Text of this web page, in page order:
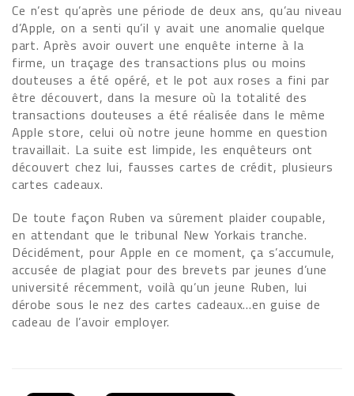
Ce n’est qu’après une période de deux ans, qu’au niveau
d’Apple, on a senti qu’il y avait une anomalie quelque
part. Après avoir ouvert une enquête interne à la
firme, un traçage des transactions plus ou moins
douteuses a été opéré, et le pot aux roses a fini par
être découvert, dans la mesure où la totalité des
transactions douteuses a été réalisée dans le même
Apple store, celui où notre jeune homme en question
travaillait. La suite est limpide, les enquêteurs ont
découvert chez lui, fausses cartes de crédit, plusieurs
cartes cadeaux.
De toute façon Ruben va sûrement plaider coupable,
en attendant que le tribunal New Yorkais tranche.
Décidément, pour Apple en ce moment, ça s’accumule,
accusée de plagiat pour des brevets par jeunes d’une
université récemment, voilà qu’un jeune Ruben, lui
dérobe sous le nez des cartes cadeaux…en guise de
cadeau de l’avoir employer.